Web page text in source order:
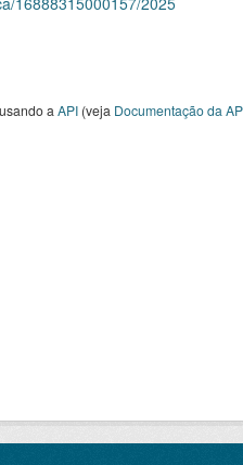
a API(veja Documentação da